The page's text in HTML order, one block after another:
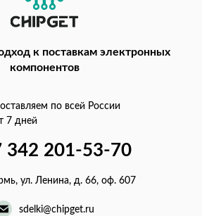
к поставкам электронных
компонентов
по всей России
7 дней
342 201-53-70
ул. Ленина, д. 66, оф. 607
sdelki@chipget.ru